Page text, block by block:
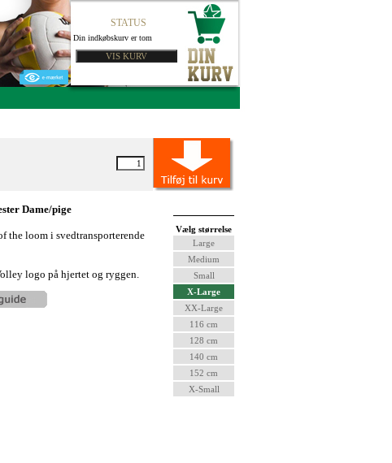
STATUS
Din indkøbskurv er tom
Dame/pige
the loom i svedtransporterende
logo på hjertet og ryggen.
Vælg størrelse
Large
Medium
Small
X-Large
XX-Large
116 cm
128 cm
140 cm
152 cm
X-Small